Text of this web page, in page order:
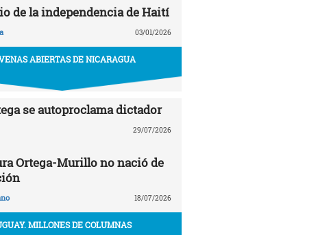
de la independencia de Haití
03/01/2026
ABIERTAS DE NICARAGUA
se autoproclama dictador
29/07/2026
Ortega-Murillo no nació de
18/07/2026
MILLONES DE COLUMNAS